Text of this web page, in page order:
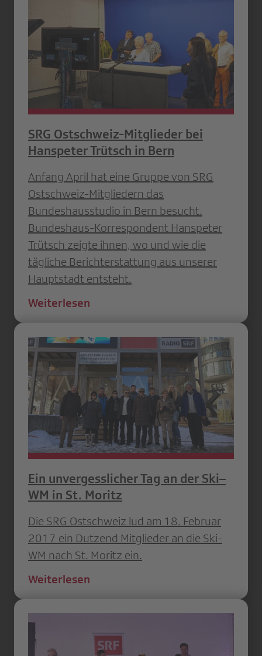
SRG Ostschweiz-Mitglieder bei
Hanspeter Trütsch in Bern
Anfang April hat eine Gruppe von SRG
Ostschweiz-Mitgliedern das
Bundeshausstudio in Bern besucht.
Bundeshaus-Korrespondent Hanspeter
Trütsch zeigte ihnen, wo und wie die
tägliche Berichterstattung aus unserer
Hauptstadt entsteht.
Weiterlesen
Ein unvergesslicher Tag an der Ski–
WM in St. Moritz
Die SRG Ostschweiz lud am 18. Februar
2017 ein Dutzend Mitglieder an die Ski-
WM nach St. Moritz ein.
Weiterlesen